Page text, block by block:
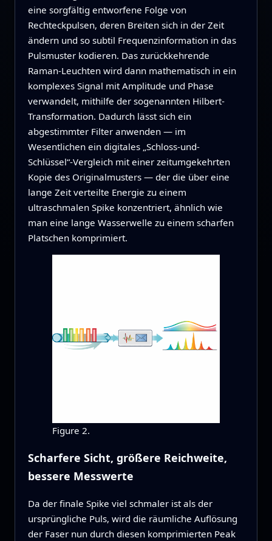
eine sorgfältig entworfene Folge von
Rechteckpulsen, deren Breiten sich in der Zeit
ändern und so subtil Frequenzinformation in das
Puls­muster kodieren. Das zurückkehrende
Raman-Leuchten wird dann mathematisch in ein
komplexes Signal mit Amplitude und Phase
verwandelt, mithilfe der sogenannten Hilbert-
Transformation. Dadurch lässt sich ein
abgestimmter Filter anwenden — im
Wesentlichen ein digitales „Schloss-und-
Schlüssel“-Vergleich mit einer zeitumgekehrten
Kopie des Originalmusters — der die über eine
lange Zeit verteilte Energie zu einem
ultraschmalen Spike konzentriert, ähnlich wie
man eine lange Wasserwelle zu einem scharfen
Platschen komprimiert.
Figure 2.
Scharfere Sicht, größere Reichweite,
bessere Messwerte
Da der finale Spike viel schmaler ist als der
ursprüngliche Puls, wird die räumliche Auflösung
der Faser nun durch diesen komprimierten Peak